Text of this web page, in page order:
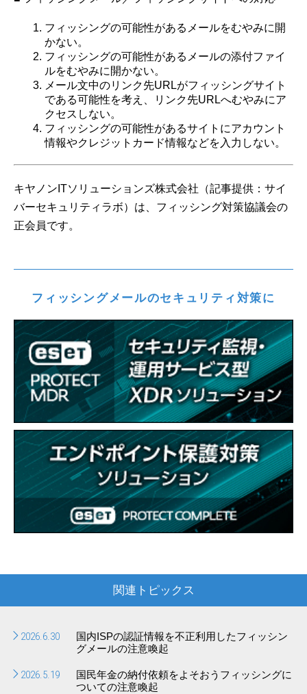
フィッシングの可能性があるメールをむやみに開
かない。
フィッシングの可能性があるメールの添付ファイ
ルをむやみに開かない。
メール文中のリンク先URLがフィッシングサイト
である可能性を考え、リンク先URLへむやみにア
クセスしない。
フィッシングの可能性があるサイトにアカウント
情報やクレジットカード情報などを入力しない。
キヤノンITソリューションズ株式会社（記事提供：サイ
バーセキュリティラボ）は、フィッシング対策協議会の
正会員です。
フィッシングメールのセキュリティ対策に
関連トピックス
2026.6.30
国内ISPの認証情報を不正利用したフィッシン
グメールの注意喚起
2026.5.19
国民年金の納付依頼をよそおうフィッシングに
ついての注意喚起